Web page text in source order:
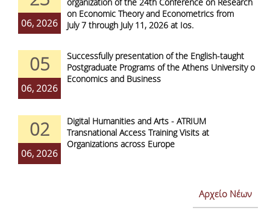
06, 2026
on Economic Theory and Econometrics from
July 7 through July 11, 2026 at Ios.
05
06, 2026
Successfully presentation of the English-taught
Postgraduate Programs of the Athens University of
Economics and Business
02
06, 2026
Digital Humanities and Arts - ATRIUM
Transnational Access Training Visits at
Organizations across Europe
Αρχείο Νέων